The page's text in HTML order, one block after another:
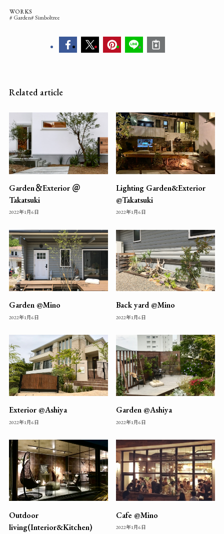
WORKS
Garden Simboltree
Related article
Garden＆Exterior ＠
Takatsuki
2022年1月6日
Lighting Garden&Exterior
@Takatsuki
2022年1月6日
Garden @Mino
2022年1月6日
Back yard @Mino
2022年1月6日
Exterior @Ashiya
2022年1月6日
Garden @Ashiya
2022年1月6日
Outdoor
living(Interior&Kitchen)
Cafe @Mino
2022年1月6日